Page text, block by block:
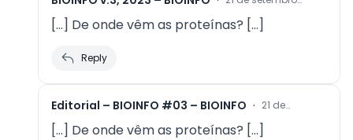
[…] De onde vêm as proteínas? […]
Reply
Editorial – BIOINFO #03 – BIOINFO · 21 de
[…] De onde vêm as proteínas? […]